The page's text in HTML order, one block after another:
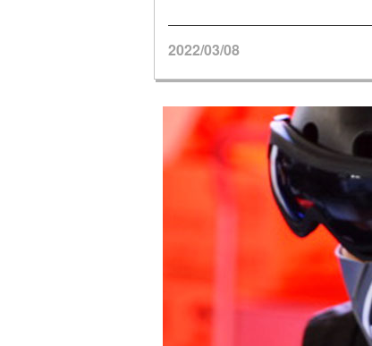
2022/03/08